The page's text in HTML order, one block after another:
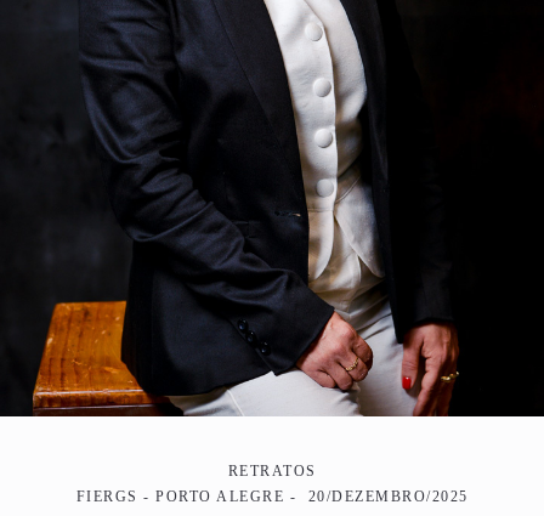
RETRATOS
FIERGS - PORTO ALEGRE
20/DEZEMBRO/2025